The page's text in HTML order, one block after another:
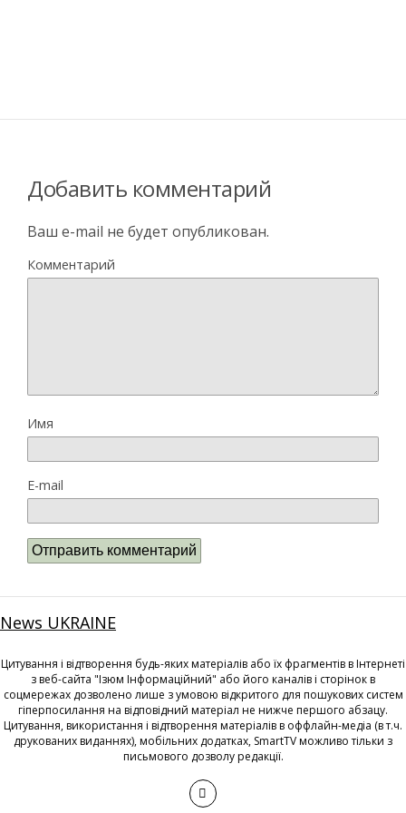
Добавить комментарий
Ваш e-mail не будет опубликован.
Комментарий
Имя
E-mail
News UKRAINE
Цитування і відтворення будь-яких матеріалів або їх фрагментів в Інтернеті
з веб-сайта "Ізюм Інформаційний" або його каналів і сторінок в
соцмережах дозволено лише з умовою відкритого для пошукових систем
гіперпосилання на відповідний матеріал не нижче першого абзацу.
Цитування, використання і відтворення матеріалів в оффлайн-медіа (в т.ч.
друкованих виданнях), мобільних додатках, SmartTV можливо тільки з
письмового дозволу редакції.